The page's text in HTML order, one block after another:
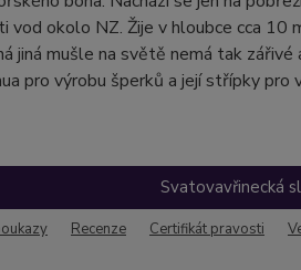
vod okolo NZ. Žije v hloubce cca 10
jiná mušle na světě nemá tak
pro výrobu šperků a její střípky pro
Svatovavřinecká
Recenze Certifikát pravosti